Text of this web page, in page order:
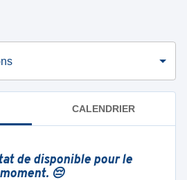
CALENDRIER
de disponible pour le
moment. 😔